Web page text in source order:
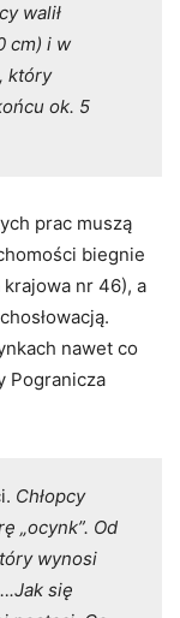
walił
cm) i w
który
ok. 5
prac muszą
biegnie
nr 46), a
nawet co
Pogranicza
Chłopcy
„ocynk”. Od
wynosi
się